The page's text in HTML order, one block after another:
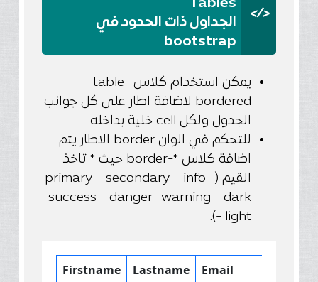
</>
الجداول ذات الحدود في
bootstrap
يمكن استخدام كلاس table-
bordered لاضافة اطار على كل جوانب
الجدول ولكل cell خلية بداخله.
للتحكم في الوان border الاطار يتم
اضافة كلاس *-border حيث * تاخذ
القيم (primary - secondary - info -
success - danger- warning - dark
- light).